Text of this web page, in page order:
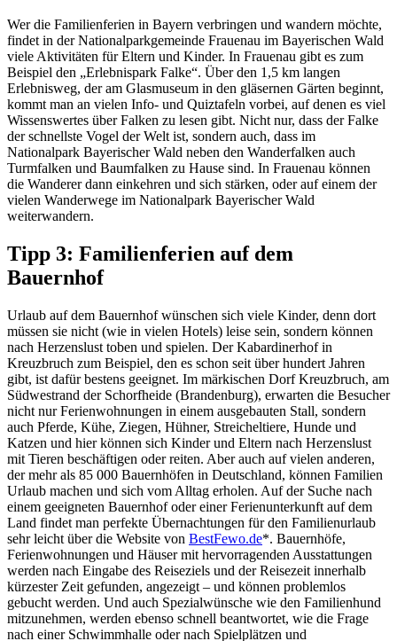
Wer die Familienferien in Bayern verbringen und wandern möchte,
findet in der Nationalparkgemeinde Frauenau im Bayerischen Wald
viele Aktivitäten für Eltern und Kinder. In Frauenau gibt es zum
Beispiel den „Erlebnispark Falke“. Über den 1,5 km langen
Erlebnisweg, der am Glasmuseum in den gläsernen Gärten beginnt,
kommt man an vielen Info- und Quiztafeln vorbei, auf denen es viel
Wissenswertes über Falken zu lesen gibt. Nicht nur, dass der Falke
der schnellste Vogel der Welt ist, sondern auch, dass im
Nationalpark Bayerischer Wald neben den Wanderfalken auch
Turmfalken und Baumfalken zu Hause sind. In Frauenau können
die Wanderer dann einkehren und sich stärken, oder auf einem der
vielen Wanderwege im Nationalpark Bayerischer Wald
weiterwandern.
Tipp 3: Familienferien auf dem
Bauernhof
Urlaub auf dem Bauernhof wünschen sich viele Kinder, denn dort
müssen sie nicht (wie in vielen Hotels) leise sein, sondern können
nach Herzenslust toben und spielen. Der Kabardinerhof in
Kreuzbruch zum Beispiel, den es schon seit über hundert Jahren
gibt, ist dafür bestens geeignet. Im märkischen Dorf Kreuzbruch, am
Südwestrand der Schorfheide (Brandenburg), erwarten die Besucher
nicht nur Ferienwohnungen in einem ausgebauten Stall, sondern
auch Pferde, Kühe, Ziegen, Hühner, Streicheltiere, Hunde und
Katzen und hier können sich Kinder und Eltern nach Herzenslust
mit Tieren beschäftigen oder reiten. Aber auch auf vielen anderen,
der mehr als 85 000 Bauernhöfen in Deutschland, können Familien
Urlaub machen und sich vom Alltag erholen. Auf der Suche nach
einem geeigneten Bauernhof oder einer Ferienunterkunft auf dem
Land findet man perfekte Übernachtungen für den Familienurlaub
sehr leicht über die Website von BestFewo.de*. Bauernhöfe,
Ferienwohnungen und Häuser mit hervorragenden Ausstattungen
werden nach Eingabe des Reiseziels und der Reisezeit innerhalb
kürzester Zeit gefunden, angezeigt – und können problemlos
gebucht werden. Und auch Spezialwünsche wie den Familienhund
mitzunehmen, werden ebenso schnell beantwortet, wie die Frage
nach einer Schwimmhalle oder nach Spielplätzen und